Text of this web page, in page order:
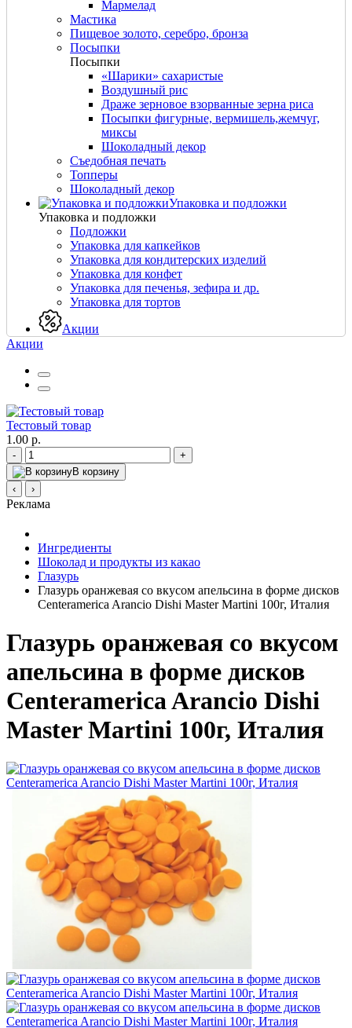
Мармелад
Мастика
Пищевое золото, серебро, бронза
Посыпки
Посыпки
«Шарики» сахаристые
Воздушный рис
Драже зерновое взорванные зерна риса
Посыпки фигурные, вермишель,жемчуг,
миксы
Шоколадный декор
Съедобная печать
Топперы
Шоколадный декор
Упаковка и подложки
Упаковка и подложки
Подложки
Упаковка для капкейков
Упаковка для кондитерских изделий
Упаковка для конфет
Упаковка для печенья, зефира и др.
Упаковка для тортов
Акции
Акции
Тестовый товар
1.00 р.
-
+
В корзину
‹
›
Реклама
Ингредиенты
Шоколад и продукты из какао
Глазурь
Глазурь оранжевая со вкусом апельсина в форме дисков
Centeramerica Arancio Dishi Master Martini 100г, Италия
Глазурь оранжевая со вкусом
апельсина в форме дисков
Centeramerica Arancio Dishi
Master Martini 100г, Италия